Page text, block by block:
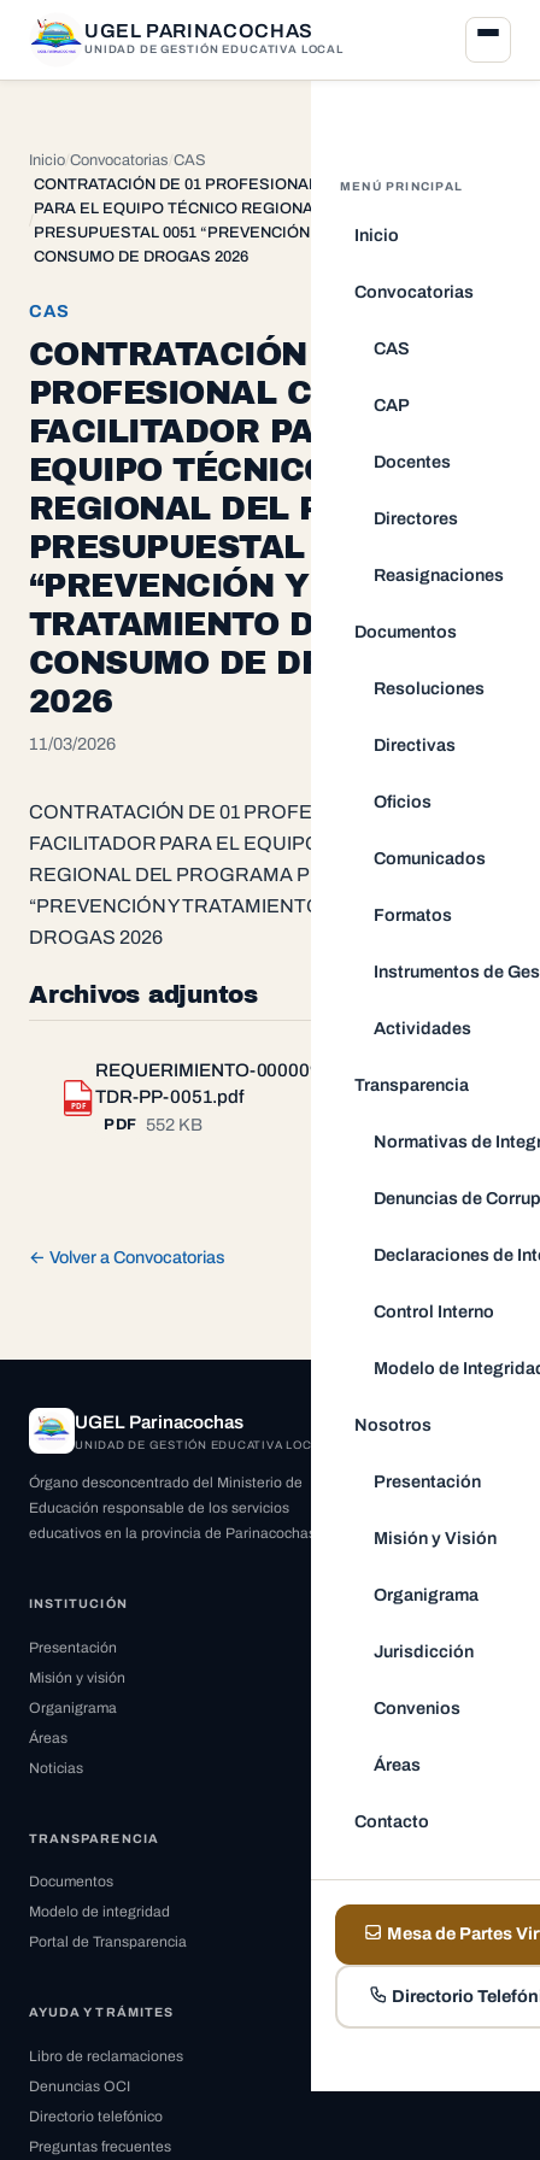
UGEL PARINACOCHAS
UNIDAD DE GESTIÓN EDUCATIVA LOCAL
MENÚ PRINCIPAL
Inicio
Convocatorias
CAS
CAP
Docentes
Directores
Reasignaciones
Documentos
Resoluciones
Directivas
Oficios
Comunicados
Formatos
Instrumentos de
Actividades
Transparencia
Normativas de
Denuncias de
Declaraciones de
Control Interno
Modelo de
Nosotros
Presentación
Misión y Visión
Organigrama
Jurisdicción
Convenios
Áreas
Contacto
Mesa de Partes
Directorio
Inicio Convocatorias CAS
CONTRATACIÓN DE 01 PROFESIONAL COMO FACILITADOR
PARA EL EQUIPO TÉCNICO REGIONAL DEL PROGRAMA
PRESUPUESTAL 0051 “PREVENCIÓN Y TRATAMIENTO DEL
CONSUMO DE DROGAS 2026
CAS
CONTRATACIÓN DE 01
PROFESIONAL COMO
FACILITADOR PARA EL
EQUIPO TÉCNICO
REGIONAL DEL PROGRAMA
PRESUPUESTAL 0051
“PREVENCIÓN Y
TRATAMIENTO DEL
CONSUMO DE DROGAS
2026
11/03/2026
CONTRATACIÓN DE 01 PROFESIONAL COMO
FACILITADOR PARA EL EQUIPO TÉCNICO
REGIONAL DEL PROGRAMA PRESUPUESTAL 0051
“PREVENCIÓN Y TRATAMIENTO DEL CONSUMO DE
DROGAS 2026
Archivos adjuntos
PDF
REQUERIMIENTO-000009-2026-
TDR-PP-0051.pdf
PDF 552 KB
Descargar
← Volver a Convocatorias
UGEL Parinacochas
UNIDAD DE GESTIÓN EDUCATIVA LOCAL
Órgano desconcentrado del Ministerio de
Educación responsable de los servicios
educativos en la provincia de Parinacochas.
INSTITUCIÓN
Presentación
Misión y visión
Organigrama
Áreas
Noticias
TRANSPARENCIA
Documentos
Modelo de integridad
Portal de Transparencia
AYUDA Y TRÁMITES
Libro de reclamaciones
Denuncias OCI
Directorio telefónico
Preguntas frecuentes